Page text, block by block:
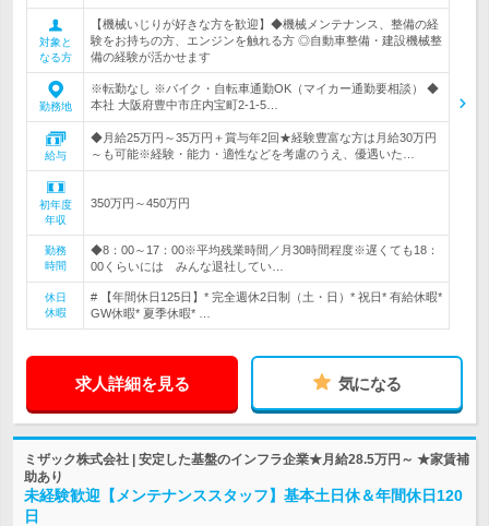
対象と
なる方
【機械いじりが好きな方を歓迎】◆機械メンテナンス、整備の経
験をお持ちの方、エンジンを触れる方 ◎自動車整備・建設機械整
備の経験が活かせます
勤務地
※転勤なし ※バイク・自転車通勤OK（マイカー通勤要相談） ◆
本社 大阪府豊中市庄内宝町2-1-5…
給与
◆月給25万円～35万円＋賞与年2回★経験豊富な方は月給30万円
～も可能※経験・能力・適性などを考慮のうえ、優遇いた…
初年度
年収
350万円～450万円
勤務
時間
◆8：00～17：00※平均残業時間／月30時間程度※遅くても18：
00くらいには みんな退社してい…
休日
休暇
# 【年間休日125日】* 完全週休2日制（土・日）* 祝日* 有給休暇*
GW休暇* 夏季休暇* …
求人詳細を見る 気になる
ミザック株式会社 | 安定した基盤のインフラ企業★月給28.5万円～ ★家賃補
助あり
未経験歓迎【メンテナンススタッフ】基本土日休＆年間休日120
日